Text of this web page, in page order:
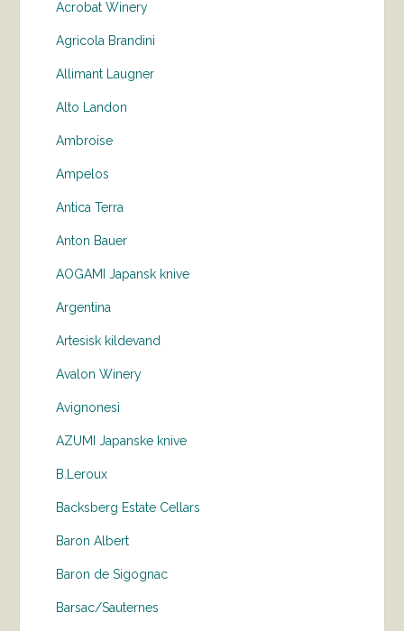
Acrobat Winery
Agricola Brandini
Allimant Laugner
Alto Landon
Ambroise
Ampelos
Antica Terra
Anton Bauer
AOGAMI Japansk knive
Argentina
Artesisk kildevand
Avalon Winery
Avignonesi
AZUMI Japanske knive
B.Leroux
Backsberg Estate Cellars
Baron Albert
Baron de Sigognac
Barsac/Sauternes